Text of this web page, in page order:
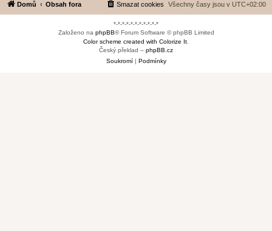
Domů Obsah fora Všechny časy jsou v UTC+02:00
Smazat cookies
*-*-*-*-*-*-*-*-*-*-*
Založeno na phpBB® Forum Software © phpBB Limited
Color scheme created with Colorize It
Český překlad – phpBB.cz
Soukromí| Podmínky